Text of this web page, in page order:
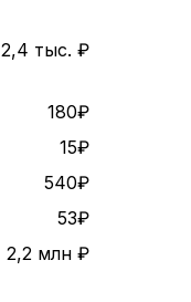
2,4 тыс. ₽
180₽
15₽
540₽
53₽
2,2 млн ₽